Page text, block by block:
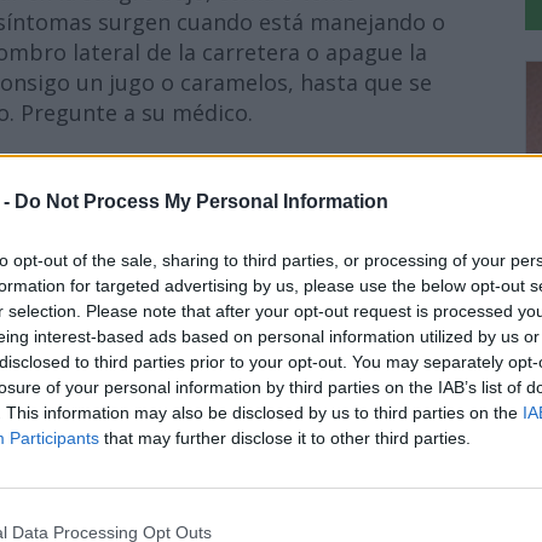
Do Not Process My Personal Information
opt-out of the sale, sharing to third parties, or processing of your
for targeted advertising by us, please use the below opt-out
selection. Please note that after your opt-out request is processed
interest-based ads based on personal information utilized by us
to third parties prior to your opt-out. You may separately
of your personal information by third parties on the IAB’s list of
This information may also be disclosed by us to third parties on the
Participants that may further disclose it to other third parties.
Data Processing Opt Outs
surgen cuando está manejando o
lateral de la carretera o apague la
un jugo o caramelos, hasta que se
Pregunte a su médico.
puede aumentar la posibilidad de que ocurra
Esta condición ocurre con más
para la diabetes y tienen
año, cerca de 1 de cada 10,000 personas
padecerá de acidosis láctica. Los signos
Anuncios